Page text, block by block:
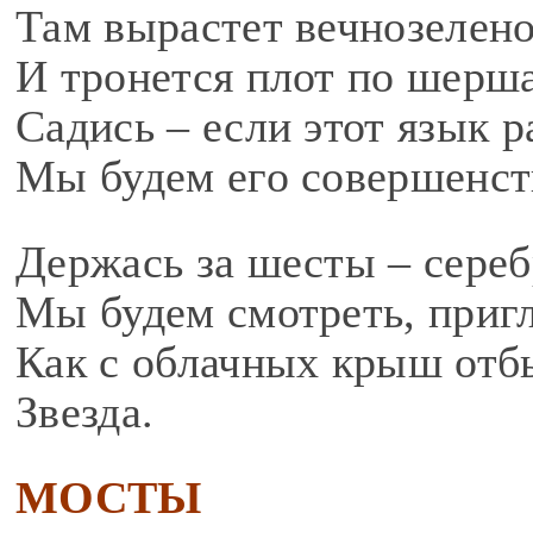
Там вырастет
И тронется плот по
Садись – если этот язык
Мы будем его
Держась за шесты –
Мы будем смотреть,
Как с облачных крыш
Звезда.
МОСТЫ